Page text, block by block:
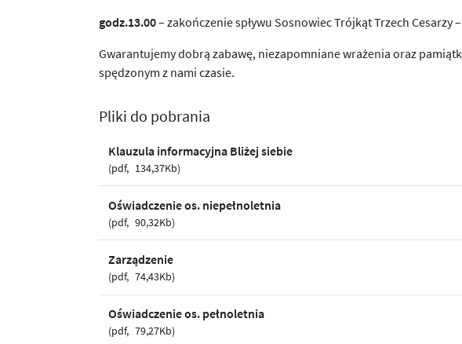
godz.13.00– zakończenie spływu Sosnowiec Trójkąt Trzech Cesarzy
Gwarantujemy dobrą zabawę, niezapomniane wrażenia oraz
spędzonym z nami czasie.
Pliki do pobrania
Klauzula informacyjna Bliżej siebie
pdf 134,37Kb
Oświadczenie os. niepełnoletnia
pdf 90,32Kb
Zarządzenie
pdf 74,43Kb
Oświadczenie os. pełnoletnia
pdf 79,27Kb